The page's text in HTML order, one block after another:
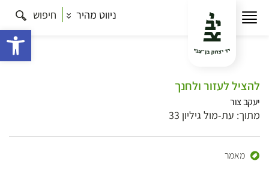
ניווט מהיר חיפוש
להציל לעזור ולחנך
יעקב צור
מתוך: עת-מול גיליון 33
מאמר